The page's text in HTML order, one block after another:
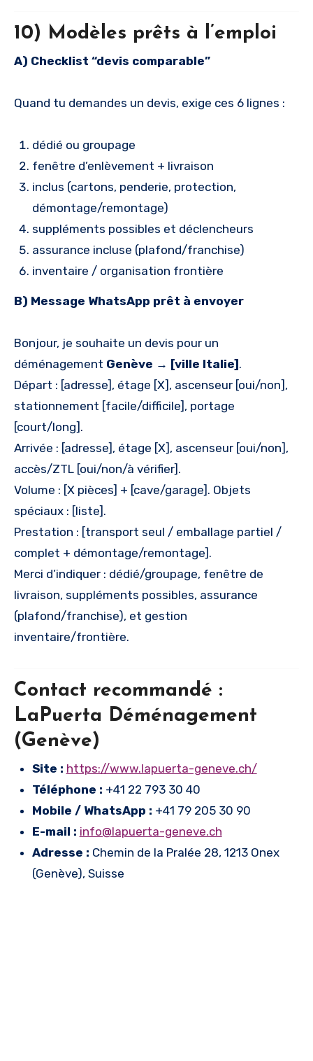
10) Modèles prêts à l’emploi
A) Checklist “devis comparable”
Quand tu demandes un devis, exige ces 6 lignes :
dédié ou groupage
fenêtre d’enlèvement + livraison
inclus (cartons, penderie, protection,
démontage/remontage)
suppléments possibles et déclencheurs
assurance incluse (plafond/franchise)
inventaire / organisation frontière
B) Message WhatsApp prêt à envoyer
Bonjour, je souhaite un devis pour un
déménagement Genève → [ville Italie].
Départ : [adresse], étage [X], ascenseur [oui/non],
stationnement [facile/difficile], portage
[court/long].
Arrivée : [adresse], étage [X], ascenseur [oui/non],
accès/ZTL [oui/non/à vérifier].
Volume : [X pièces] + [cave/garage]. Objets
spéciaux : [liste].
Prestation : [transport seul / emballage partiel /
complet + démontage/remontage].
Merci d’indiquer : dédié/groupage, fenêtre de
livraison, suppléments possibles, assurance
(plafond/franchise), et gestion
inventaire/frontière.
Contact recommandé :
LaPuerta Déménagement
(Genève)
Site : https://www.lapuerta-geneve.ch/
Téléphone : +41 22 793 30 40
Mobile / WhatsApp : +41 79 205 30 90
E-mail : info@lapuerta-geneve.ch
Adresse : Chemin de la Pralée 28, 1213 Onex
(Genève), Suisse